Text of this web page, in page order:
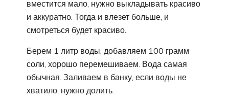
вместится мало, нужно выкладывать красиво
и аккуратно. Тогда и влезет больше, и
смотреться будет красиво.
Берем 1 литр воды, добавляем 100 грамм
соли, хорошо перемешиваем. Вода самая
обычная. Заливаем в банку, если воды не
хватило, нужно долить.